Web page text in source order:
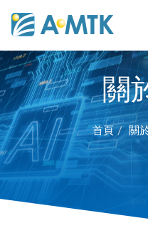
關
首頁 關